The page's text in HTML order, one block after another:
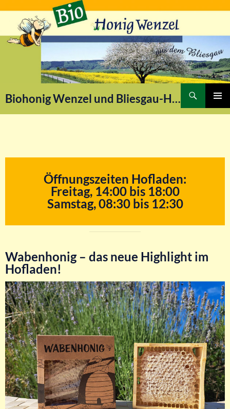
Biohonig Wenzel und Bliesgau-Honig
ZUM
INHALT
Öffnungszeiten Hofladen:
Freitag, 14:00 bis 18:00
Samstag, 08:30 bis 12:30
Wabenhonig – das neue Highlight im
Hofladen!